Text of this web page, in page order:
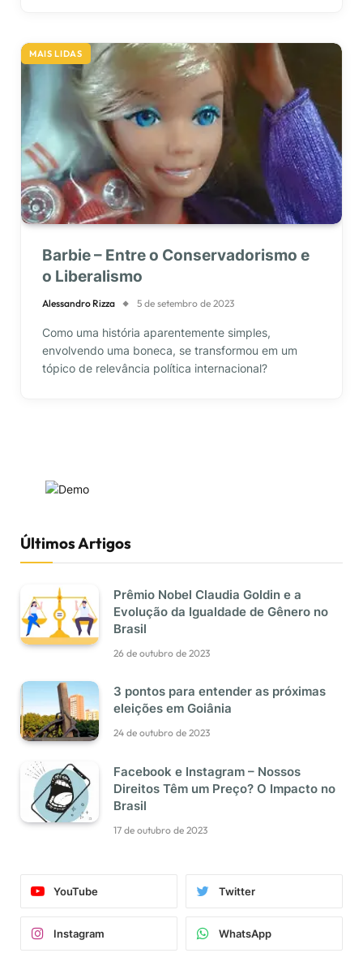
MAIS LIDAS
Barbie – Entre o Conservadorismo e
o Liberalismo
Alessandro Rizza 5 de setembro de 2023
Como uma história aparentemente simples,
envolvendo uma boneca, se transformou em um
tópico de relevância política internacional?
Últimos Artigos
Prêmio Nobel Claudia Goldin e a
Evolução da Igualdade de Gênero no
Brasil
26 de outubro de 2023
3 pontos para entender as próximas
eleições em Goiânia
24 de outubro de 2023
Facebook e Instagram – Nossos
Direitos Têm um Preço? O Impacto no
Brasil
17 de outubro de 2023
YouTube Twitter
Instagram WhatsApp